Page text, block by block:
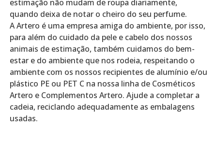
estimação não mudam de roupa diariamente,
quando deixa de notar o cheiro do seu perfume.
A Artero é uma empresa amiga do ambiente, por isso,
para além do cuidado da pele e cabelo dos nossos
animais de estimação, também cuidamos do bem-
estar e do ambiente que nos rodeia, respeitando o
ambiente com os nossos recipientes de alumínio e/ou
plástico PE ou PET C na nossa linha de Cosméticos
Artero e Complementos Artero. Ajude a completar a
cadeia, reciclando adequadamente as embalagens
usadas.